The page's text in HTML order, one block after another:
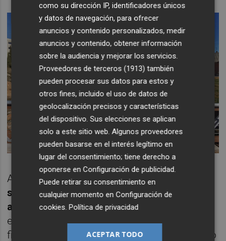
Además de esas obras civiles,hay que
sumar otras que el Ayuntamiento se
aseguró en los últimos meses,
elecciones,
con la captación de más
financiación de la UE. Por ejemplo, el cambio
como su dirección IP, identificadores únicos
y datos de navegación, para ofrecer
anuncios y contenido personalizados, medir
anuncios y contenido, obtener información
sobre la audiencia y mejorar los servicios.
Proveedores de terceros (1913) también
pueden procesar sus datos para estos y
otros fines, incluido el uso de datos de
geolocalización precisos y características
del dispositivo. Sus elecciones se aplican
solo a este sitio web. Algunos proveedores
pueden basarse en el interés legítimo en
lugar del consentimiento; tiene derecho a
oponerse enConfiguración de publicidad
Puede retirar su consentimiento en
cualquier momento enConfiguración de
cookies .Política de privacidad
ACEPTAR TODO